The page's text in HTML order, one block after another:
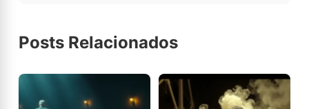
Posts Relacionados